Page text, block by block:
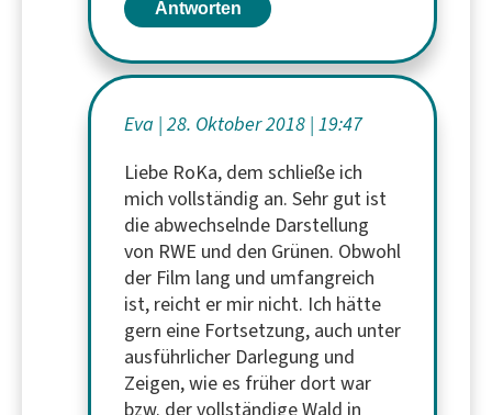
Antworten
Eva 28. Oktober 2018 19:47
Liebe RoKa, dem schließe ich
mich vollständig an. Sehr gut ist
die abwechselnde Darstellung
von RWE und den Grünen. Obwohl
der Film lang und umfangreich
ist, reicht er mir nicht. Ich hätte
gern eine Fortsetzung, auch unter
ausführlicher Darlegung und
Zeigen, wie es früher dort war
bzw. der vollständige Wald in